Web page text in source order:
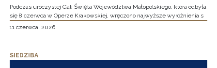
Podczas uroczystej Gali Święta Województwa Małopolskiego, która odbyła
się 8 czerwca w Operze Krakowskiej, wręczono najwyższe wyróżnienia s
11 czerwca, 2026
SIEDZIBA